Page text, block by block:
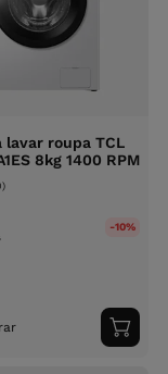
lavar roupa TCL
8kg 1400 RPM
-10%
ao